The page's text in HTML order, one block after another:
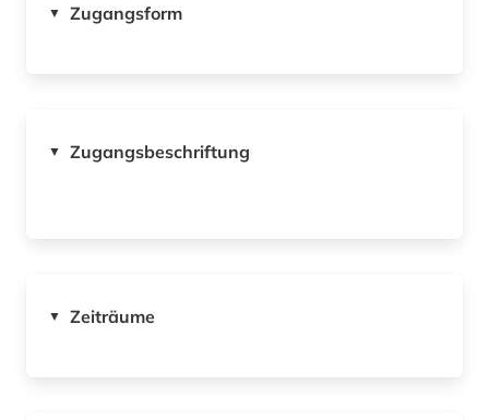
▼ Zugangsform
▼ Zugangsbeschriftung
▼ Zeiträume